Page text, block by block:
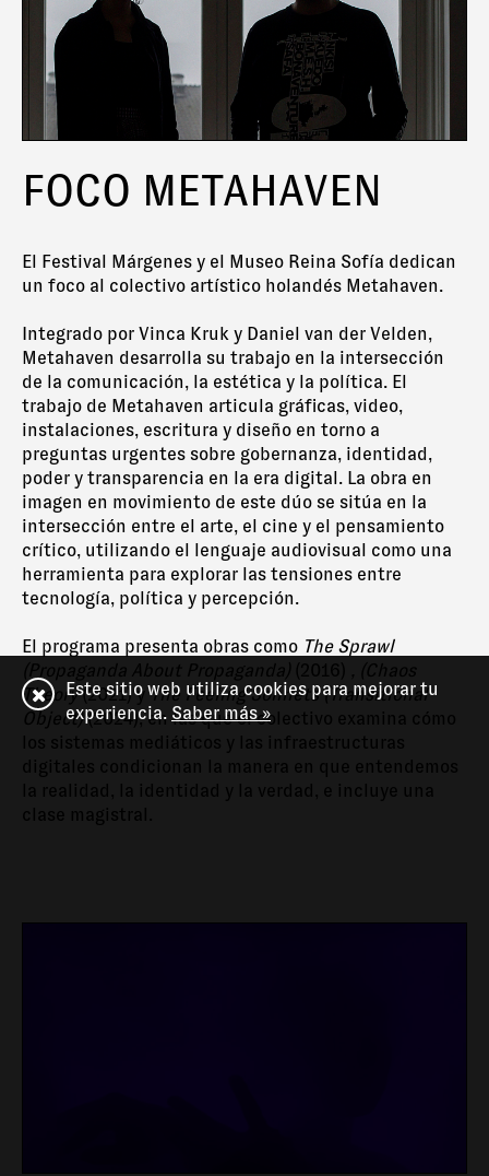
FOCO METAHAVEN
El Festival Márgenes y el Museo Reina Sofía dedican
un foco al colectivo artístico holandés Metahaven.
Integrado por Vinca Kruk y Daniel van der Velden,
Metahaven desarrolla su trabajo en la intersección
de la comunicación, la estética y la política. El
trabajo de Metahaven articula gráficas, video,
instalaciones, escritura y diseño en torno a
preguntas urgentes sobre gobernanza, identidad,
poder y transparencia en la era digital. La obra en
imagen en movimiento de este dúo se sitúa en la
intersección entre el arte, el cine y el pensamiento
crítico, utilizando el lenguaje audiovisual como una
herramienta para explorar las tensiones entre
tecnología, política y percepción.
El programa presenta obras como The Sprawl
(Propaganda About Propaganda) (2016) , (Chaos
Theory(2021) yThe Feeling Sonnets (Transitional
Object)(2024), en las que el colectivo examina cómo
los sistemas mediáticos y las infraestructuras
digitales condicionan la manera en que entendemos
la realidad, la identidad y la verdad, e incluye una
clase magistral.
Este sitio web utiliza cookies para mejorar tu
experiencia. Saber más »